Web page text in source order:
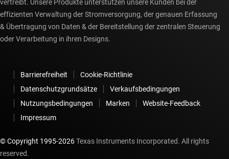
vertreibt. Unsere Produkte unterstützen unsere Kunden bei der
effizienten Verwaltung der Stromversorgung, der genauen Erfassung
& Übertragung von Daten & der Bereitstellung der zentralen Steuerung
oder Verarbeitung in ihren Designs.
Barrierefreiheit
Cookie-Richtlinie
Datenschutzgrundsätze
Verkaufsbedingungen
Nutzungsbedingungen
Marken
Website-Feedback
Impressum
© Copyright 1995-2026Texas Instruments Incorporated. All rights
reserved.